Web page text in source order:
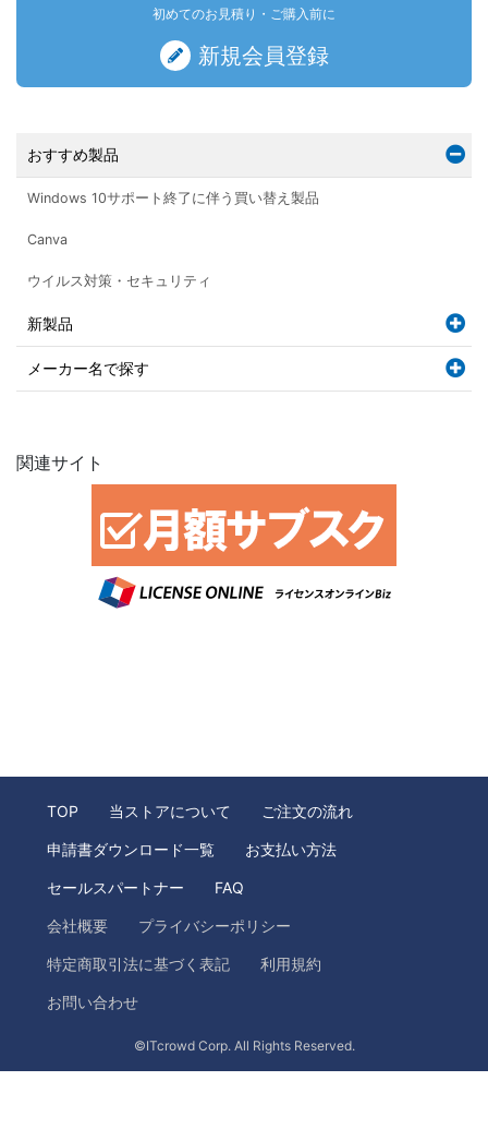
初めてのお見積り・ご購入前に
新規会員登録
おすすめ製品
Windows 10サポート終了に伴う買い替え製品
Canva
ウイルス対策・セキュリティ
新製品
メーカー名で探す
関連サイト
TOP 当ストアについて ご注文の流れ
申請書ダウンロード一覧 お支払い方法
セールスパートナー FAQ
会社概要 プライバシーポリシー
特定商取引法に基づく表記 利用規約
お問い合わせ
©ITcrowd Corp. All Rights Reserved.